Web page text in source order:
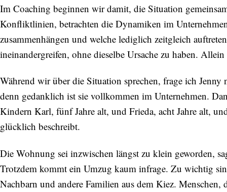
Im Coaching beginnen wir damit, die Situation
Konfliktlinien, betrachten die Dynamiken im
zusammenhängen und welche lediglich zeitgleich
ineinandergreifen, ohne dieselbe Ursache zu haben.
Während wir über die Situation sprechen, frage ich Jenny
denn gedanklich ist sie vollkommen im Unternehmen.
Kindern Karl, fünf Jahre alt, und Frieda, acht Jahre alt,
glücklich beschreibt.
Die Wohnung sei inzwischen längst zu klein geworden,
Trotzdem kommt ein Umzug kaum infrage. Zu wichtig
Nachbarn und andere Familien aus dem Kiez.